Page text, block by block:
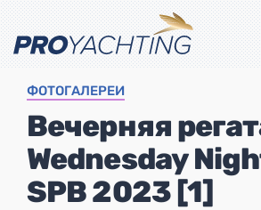
ФОТОГАЛЕРЕИ
Вечерняя
Wednesday
SPB 2023 [1]